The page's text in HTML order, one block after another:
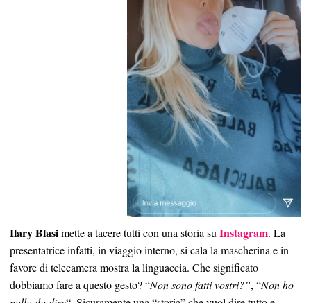
Ilary Blasimette a tacere tutti con una storia suInstagram. La
presentatrice infatti, in viaggio interno, si cala la mascherina e in
favore di telecamera mostra la linguaccia. Che significato
dobbiamo fare a questo gesto? “Non sono fatti vostri?”, “Non ho